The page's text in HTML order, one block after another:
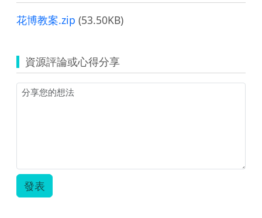
花博教案.zip (53.50KB)
資源評論或心得分享
發表